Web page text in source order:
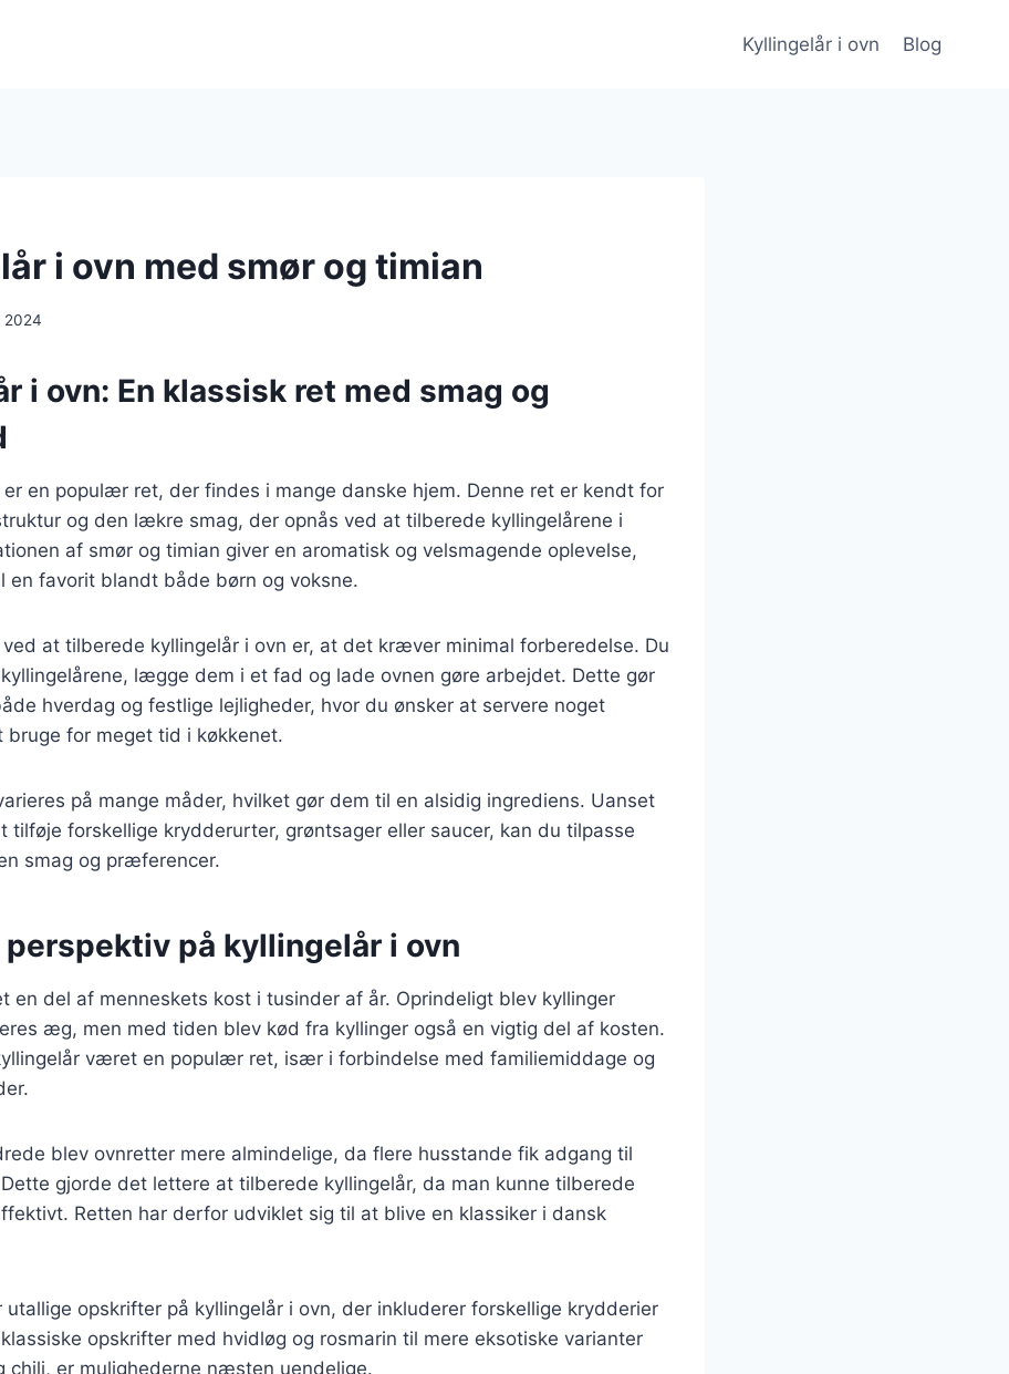
Kyllingelår i ovn Blog
i ovn med smør og timian
2024
i ovn: En klassisk ret med smag og
er en populær ret, der findes i mange danske hjem. Denne ret er kendt for
og den lækre smag, der opnås ved at tilberede kyllingelårene i
af smør og timian giver en aromatisk og velsmagende oplevelse,
en favorit blandt både børn og voksne.
at tilberede kyllingelår i ovn er, at det kræver minimal forberedelse. Du
lægge dem i et fad og lade ovnen gøre arbejdet. Dette gør
hverdag og festlige lejligheder, hvor du ønsker at servere noget
for meget tid i køkkenet.
på mange måder, hvilket gør dem til en alsidig ingrediens. Uanset
tilføje forskellige krydderurter, grøntsager eller saucer, kan du tilpasse
smag og præferencer.
på kyllingelår i ovn
en del af menneskets kost i tusinder af år. Oprindeligt blev kyllinger
æg, men med tiden blev kød fra kyllinger også en vigtig del af kosten.
været en populær ret, især i forbindelse med familiemiddage og
blev ovnretter mere almindelige, da flere husstande fik adgang til
gjorde det lettere at tilberede kyllingelår, da man kunne tilberede
Retten har derfor udviklet sig til at blive en klassiker i dansk
utallige opskrifter på kyllingelår i ovn, der inkluderer forskellige krydderier
opskrifter med hvidløg og rosmarin til mere eksotiske varianter
chili, er mulighederne næsten uendelige.